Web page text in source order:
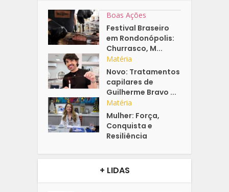
Boas Ações
Festival Braseiro
em Rondonópolis:
Churrasco, M...
Matéria
Novo: Tratamentos
capilares de
Guilherme Bravo ...
Matéria
Mulher: Força,
Conquista e
Resiliência
+ LIDAS